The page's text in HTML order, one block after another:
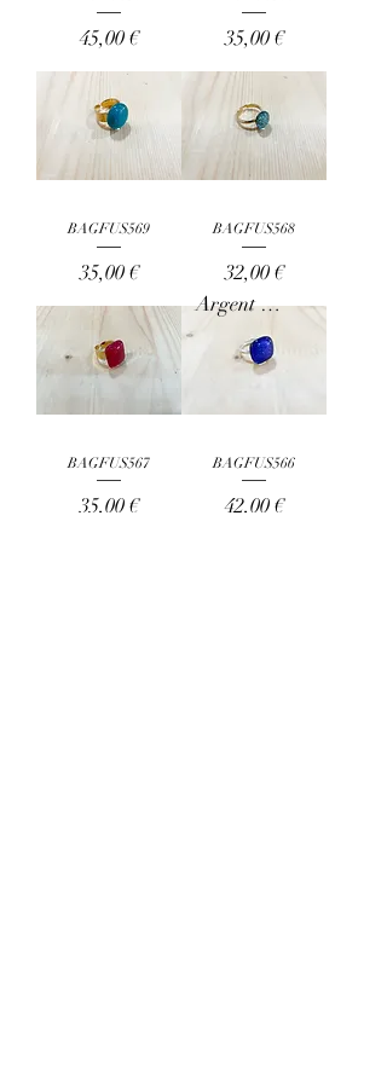
Prix
45,00 € Prix
35,00 €
BAGFUS569
Prix
35,00 €
BAGFUS568
Prix
32,00 €
BAGFUS567
Prix
35,00 €
Argent 925
BAGFUS566
Prix
42,00 €